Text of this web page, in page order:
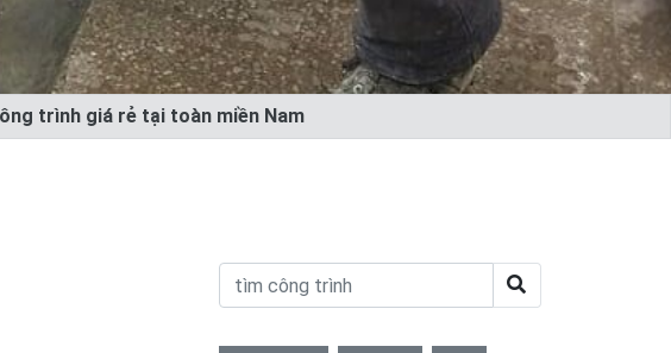
trình giá rẻ tại toàn miền Nam